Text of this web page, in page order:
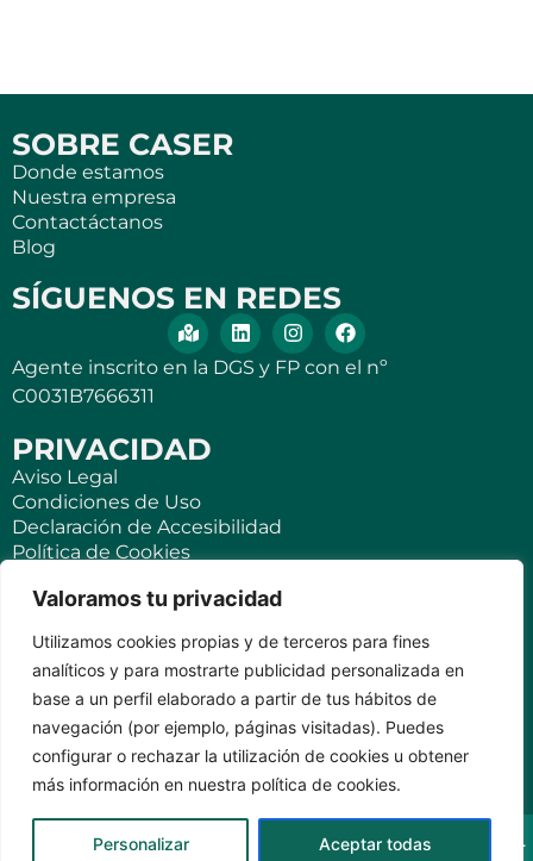
Valoramos tu privacidad
Utilizamos cookies propias y de terceros para fines
analíticos y para mostrarte publicidad personalizada en
base a un perfil elaborado a partir de tus hábitos de
navegación (por ejemplo, páginas visitadas). Puedes
configurar o rechazar la utilización de cookies u obtener
más información en nuestra política de cookies.
Personalizar Aceptar todas
SOBRE CASER
Donde estamos
Nuestra empresa
Contactáctanos
Blog
SÍGUENOS EN REDES
Agente inscrito en la DGS y FP con el nº
C0031B7666311
PRIVACIDAD
Aviso Legal
Condiciones de Uso
Declaración de Accesibilidad
Política de Cookies
SEGUROS
Para ti
Negocios y PYMES
Seguro de viaje
Seguro para Viviendas Vacacionales
Seguro para teléfonos móviles
KVILAR AGENTE CASER SANTA CRUZ DE TENERIFE Av.